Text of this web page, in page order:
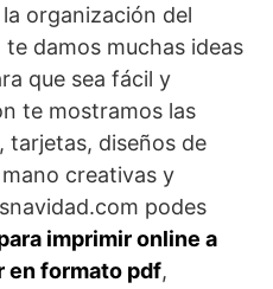
organización del
damos muchas ideas
que sea fácil y
te mostramos las
tarjetas, diseños de
creativas y
podes
imprimir online a
en formato pdf,